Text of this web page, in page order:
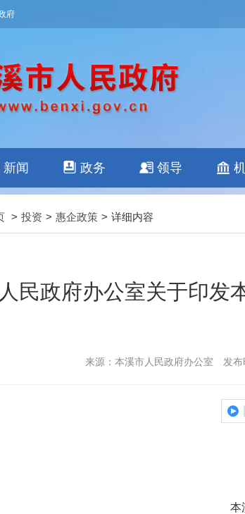
府
新闻 政务 领导
> 投资 > 惠企政策 > 详细内容
民政府办公室关于印发
来源：本溪市人民政府办公室 发
本溪